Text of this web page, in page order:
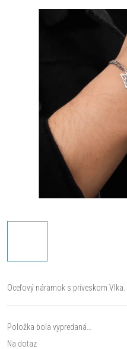
Oceľový náramok s príveskom Vlka.
Položka bola vypredaná…
Na dotaz